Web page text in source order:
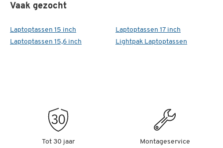
Vaak gezocht
Laptoptassen 15 inch
Laptoptassen 15,6 inch
Laptoptassen 17 inch
Lightpak Laptoptassen
Tot 30 jaar
Montageservice